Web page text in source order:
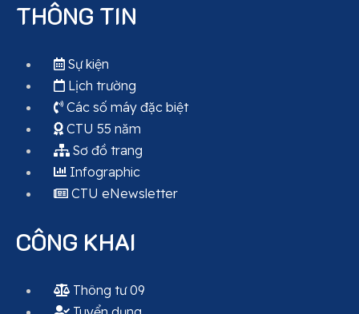
THÔNG TIN
Sự kiện
Lịch trường
Các số máy đặc biệt
CTU 55 năm
Sơ đồ trang
Infographic
CTU eNewsletter
CÔNG KHAI
Thông tư 09